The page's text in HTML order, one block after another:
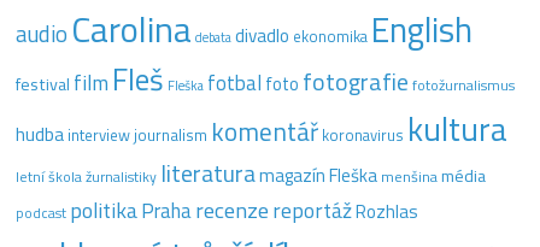
audio Carolina debata divadlo ekonomika English
festival film Fleš Fleška fotbal foto fotografie fotožurnalismus
hudba interview journalism komentář koronavirus kultura
letní škola žurnalistiky literaturamagazín Fleška menšinamédia
podcast politikaPraharecenzereportážRozhlas